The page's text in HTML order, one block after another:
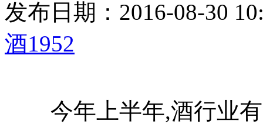
发布日期：2016-08-30
酒1952
今年上半年,酒行业有